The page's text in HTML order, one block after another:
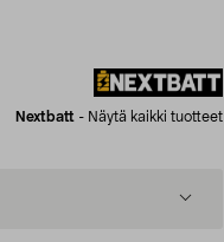
Nextbatt - Näytä kaikki tuotteet